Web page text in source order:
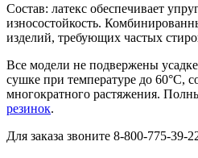
Состав: латекс обеспечивает
износостойкость.
изделий, требующих частых
Все модели не подвержены
сушке при температуре до 60°C,
многократного растяжения.
резинок.
Для заказа звоните 8-800-775-39-